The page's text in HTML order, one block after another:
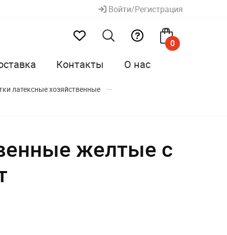
Войти/Регистрация
0
Контакты О нас
латексные хозяйственные
желтые с